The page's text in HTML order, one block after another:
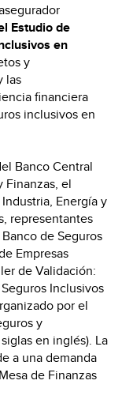
Estudio de
en
y
las
financiera
inclusivos en
Banco Central
Finanzas, el
Energía y
representantes
de Seguros
Empresas
de Validación:
Inclusivos
por el
y
en inglés). La
a una demanda
de Finanzas